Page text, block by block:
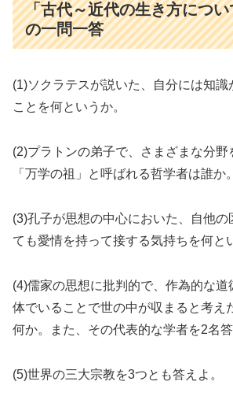
「古代～近代の生き方につ
の一問一答
(1)ソクラテスが説いた、自分には知識
ことを何というか。
(2)プラトンの弟子で、さまざまな分野
「万学の祖」と呼ばれる哲学者は誰か。
(3)孔子が思想の中心においた、自他の
ても愛情を持って接する気持ちを何と
(4)儒家の思想に批判的で、作為的な道
体でいることで世の中が収まると考え
何か。また、その代表的な学者を2名答
(5)世界の三大宗教を3つとも答えよ。